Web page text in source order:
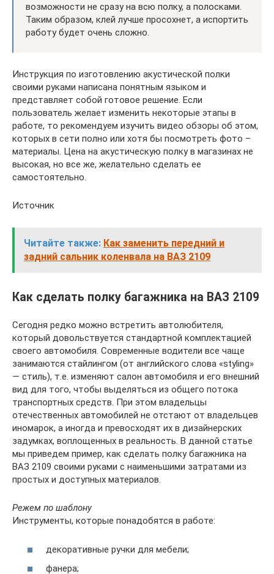
возможности не сразу на всю полку, а полосками.
Таким образом, клей лучше просохнет, а испортить
работу будет очень сложно.
Инструкция по изготовлению акустической полки
своими руками написана понятным языком и
представляет собой готовое решение. Если
пользователь желает изменить некоторые этапы в
работе, то рекомендуем изучить видео обзоры об этом,
которых в сети полно или хотя бы посмотреть фото –
материалы. Цена на акустическую полку в магазинах не
высокая, но все же, желательно сделать ее
самостоятельно.
Источник
Читайте также: Как заменить передний и
задний сальник коленвала на ВАЗ 2109
Как сделать полку багажника на ВАЗ 2109
Сегодня редко можно встретить автолюбителя,
который довольствуется стандартной комплектацией
своего автомобиля. Современные водители все чаще
занимаются стайлингом (от английского слова «styling»
— стиль), т.е. изменяют салон автомобиля и его внешний
вид для того, чтобы выделяться из общего потока
транспортных средств. При этом владельцы
отечественных автомобилей не отстают от владельцев
иномарок, а иногда и превосходят их в дизайнерских
задумках, воплощенных в реальность. В данной статье
мы приведем пример, как сделать полку багажника на
ВАЗ 2109 своими руками с наименьшими затратами из
простых и доступных материалов.
Режем по шаблону
Инструменты, которые понадобятся в работе:
декоративные ручки для мебели;
фанера;